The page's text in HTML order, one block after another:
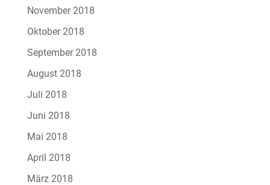
November 2018
Oktober 2018
September 2018
August 2018
Juli 2018
Juni 2018
Mai 2018
April 2018
März 2018